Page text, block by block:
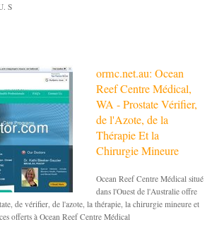
S
ormc.net.au: Ocean
Reef Centre Médical,
WA - Prostate Vérifier,
de l'Azote, de la
Thérapie Et la
Chirurgie Mineure
Ocean Reef Centre Médical situé
dans l'Ouest de l'Australie offre
de vérifier, de l'azote, la thérapie, la chirurgie mineure et
offerts à Ocean Reef Centre Médical